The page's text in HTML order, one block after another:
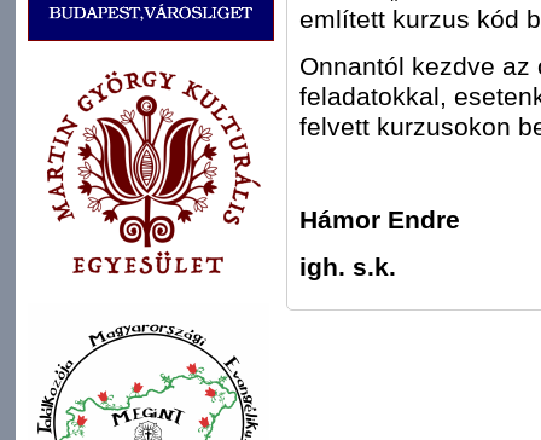
említett kurzus kód
Onnantól kezdve
feladatokkal,
felvett kurzusokon
Hámor Endre
igh. s.k.